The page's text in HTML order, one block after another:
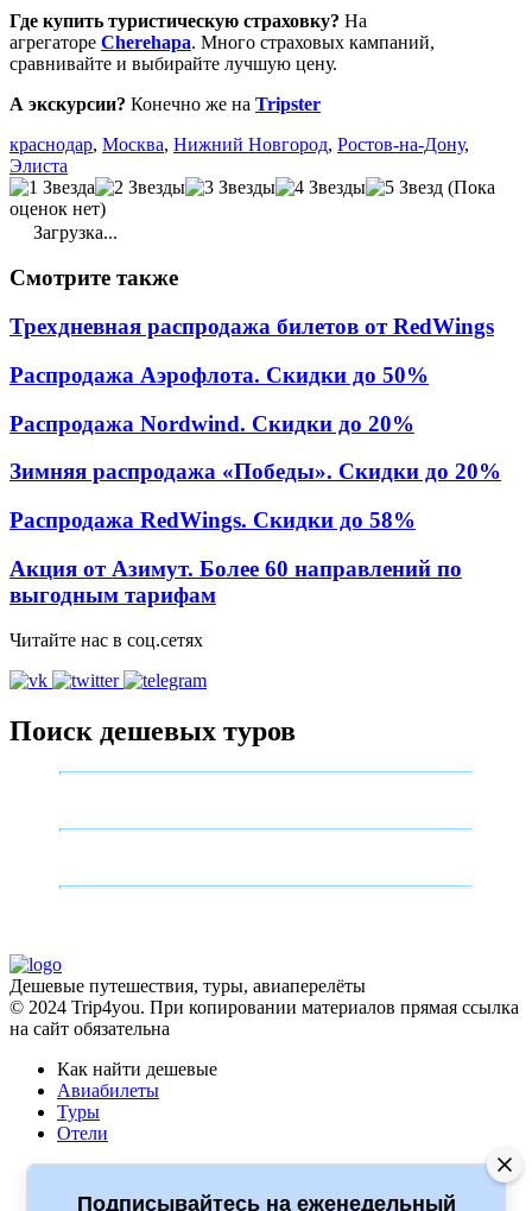
Где купить туристическую страховку? На
агрегаторе Cherehapa. Много страховых кампаний,
сравнивайте и выбирайте лучшую цену.
А экскурсии? Конечно же на Tripster
краснодар, Москва, Нижний Новгород, Ростов-на-Дону,
Элиста
(Пока
оценок нет)
Загрузка...
Смотрите также
Трехдневная распродажа билетов от RedWings
Распродажа Аэрофлота. Скидки до 50%
Распродажа Nordwind. Скидки до 20%
Зимняя распродажа «Победы». Скидки до 20%
Распродажа RedWings. Скидки до 58%
Акция от Азимут. Более 60 направлений по
выгодным тарифам
Читайте нас в соц.сетях
Поиск дешевых туров
Дешевые путешествия, туры, авиаперелёты
© 2024 Trip4you. При копировании материалов прямая ссылка
на сайт обязательна
Как найти дешевые
Авиабилеты
Туры
Отели
Какая виза нужна
Подписывайтесь на еженедельный